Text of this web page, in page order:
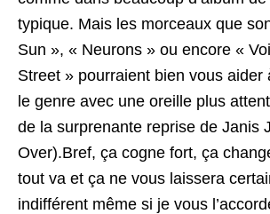
typique. Mais les morceaux que
Sun », « Neurons » ou encore «
Street » pourraient bien vous aider
le genre avec une oreille plus
de la surprenante reprise de Janis
Over).Bref, ça cogne fort, ça
tout va et ça ne vous laissera
indifférent même si je vous